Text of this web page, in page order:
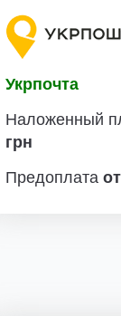
Укрпочта
Наложенный
грн
Предоплата